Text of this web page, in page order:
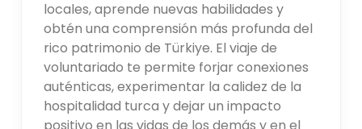
locales, aprende nuevas habilidades y
obtén una comprensión más profunda del
rico patrimonio de Türkiye. El viaje de
voluntariado te permite forjar conexiones
auténticas, experimentar la calidez de la
hospitalidad turca y dejar un impacto